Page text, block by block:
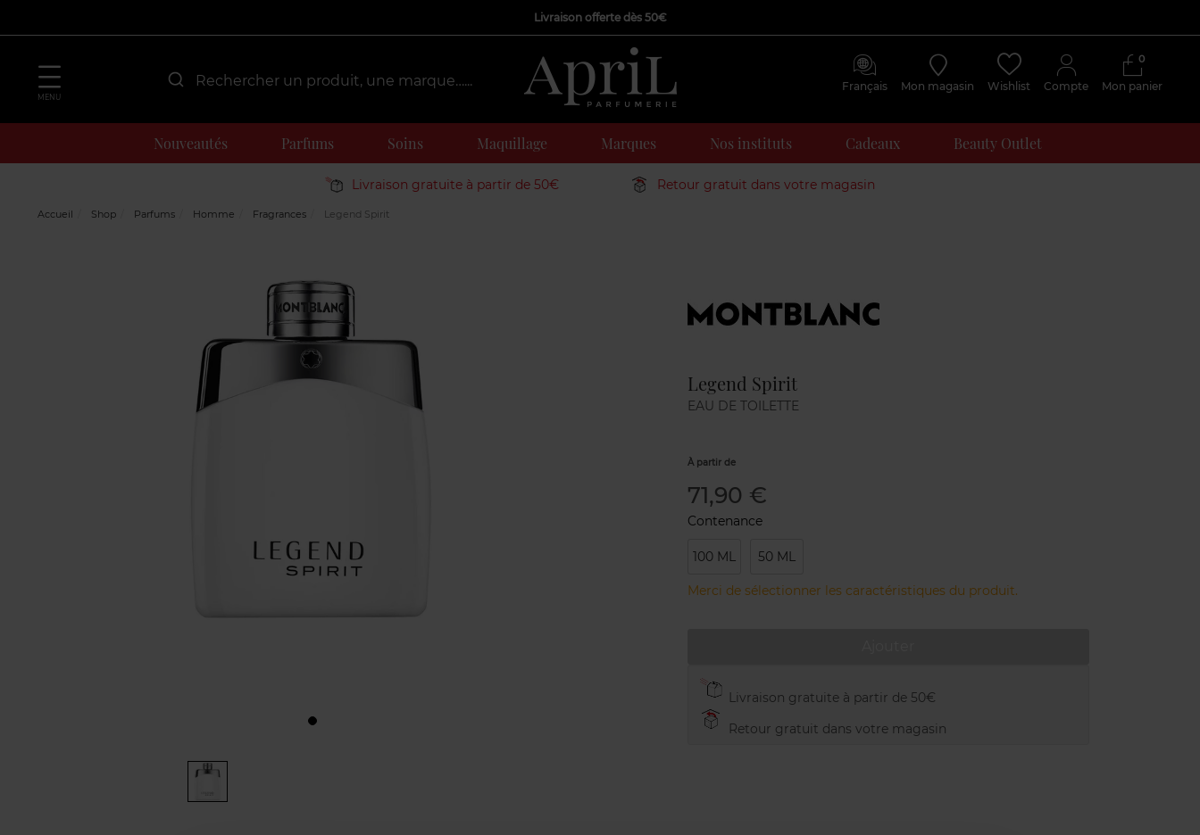
Livraison offerte dès 50€
MENU
Français Mon magasin Wishlist Compte Mon panier
0
Nouveautés Parfums Soins Maquillage Marques Nos instituts Cadeaux Beauty Outlet
Livraison gratuite à partir de 50€ Retour gratuit dans votre magasin
Accueil Shop Parfums Homme Fragrances Legend Spirit
Legend Spirit
EAU DE TOILETTE
À partir de
71,90 €
Contenance
100 ML 50 ML
Merci de sélectionner les caractéristiques du produit.
Livraison gratuite à partir de 50€
Retour gratuit dans votre magasin